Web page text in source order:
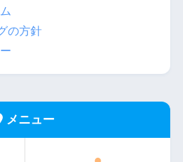
の方針
メニュー